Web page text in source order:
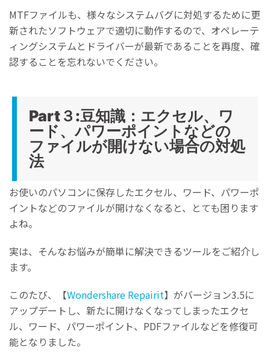
MTFファイルも、様々なシステムバグに対処するために更
新されたソフトウェアで適切に動作するので、オペレーテ
ィングシステムとドライバーが最新であることを再度、確
認することを忘れないでください。
Part３:豆知識：エクセル、ワ
ード、パワーポイントなどの
ファイルが開けない場合の対処
法
お使いのパソコンに保存したエクセル、ワード、パワーポ
イントなどのファイルが開けなくなると、とても困ります
よね。
実は、そんなお悩みが簡単に解決できるツールをご紹介し
ます。
このたび、【Wondershare Repairit】がバージョン3.5に
アップデートし、新たに開けなくなってしまったエクセ
ル、ワード、パワーポイント、PDFファイルなどを修復可
能となりました。